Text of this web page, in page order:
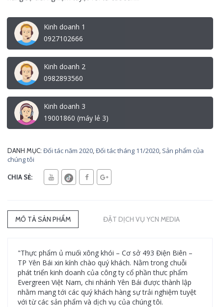
Kinh doanh 1
0927102666
Kinh doanh 2
0982893560
Kinh doanh 3
19001860 (máy lẻ 3)
DANH MỤC: Đối tác năm 2020,Đối tác tháng 11/2020, Sản phẩm của
chúng tôi
CHIA SẺ:
MÔ TẢ SẢN PHẨM ĐẶT DỊCH VỤ YCN MEDIA
"Thực phẩm ủ muối xông khói – Cơ sở 493 Điện Biên –
TP Yên Bái xin kính chào quý khách. Nằm trong chuỗi
phát triển kinh doanh của công ty cổ phần thưc phẩm
Evergreen Việt Nam, chi nhánh Yên Bái được thành lập
nhằm mang tới các quý khách hàng sự trải nghiệm tuyệt
với từ các sản phẩm và dịch vụ của chúng tôi.